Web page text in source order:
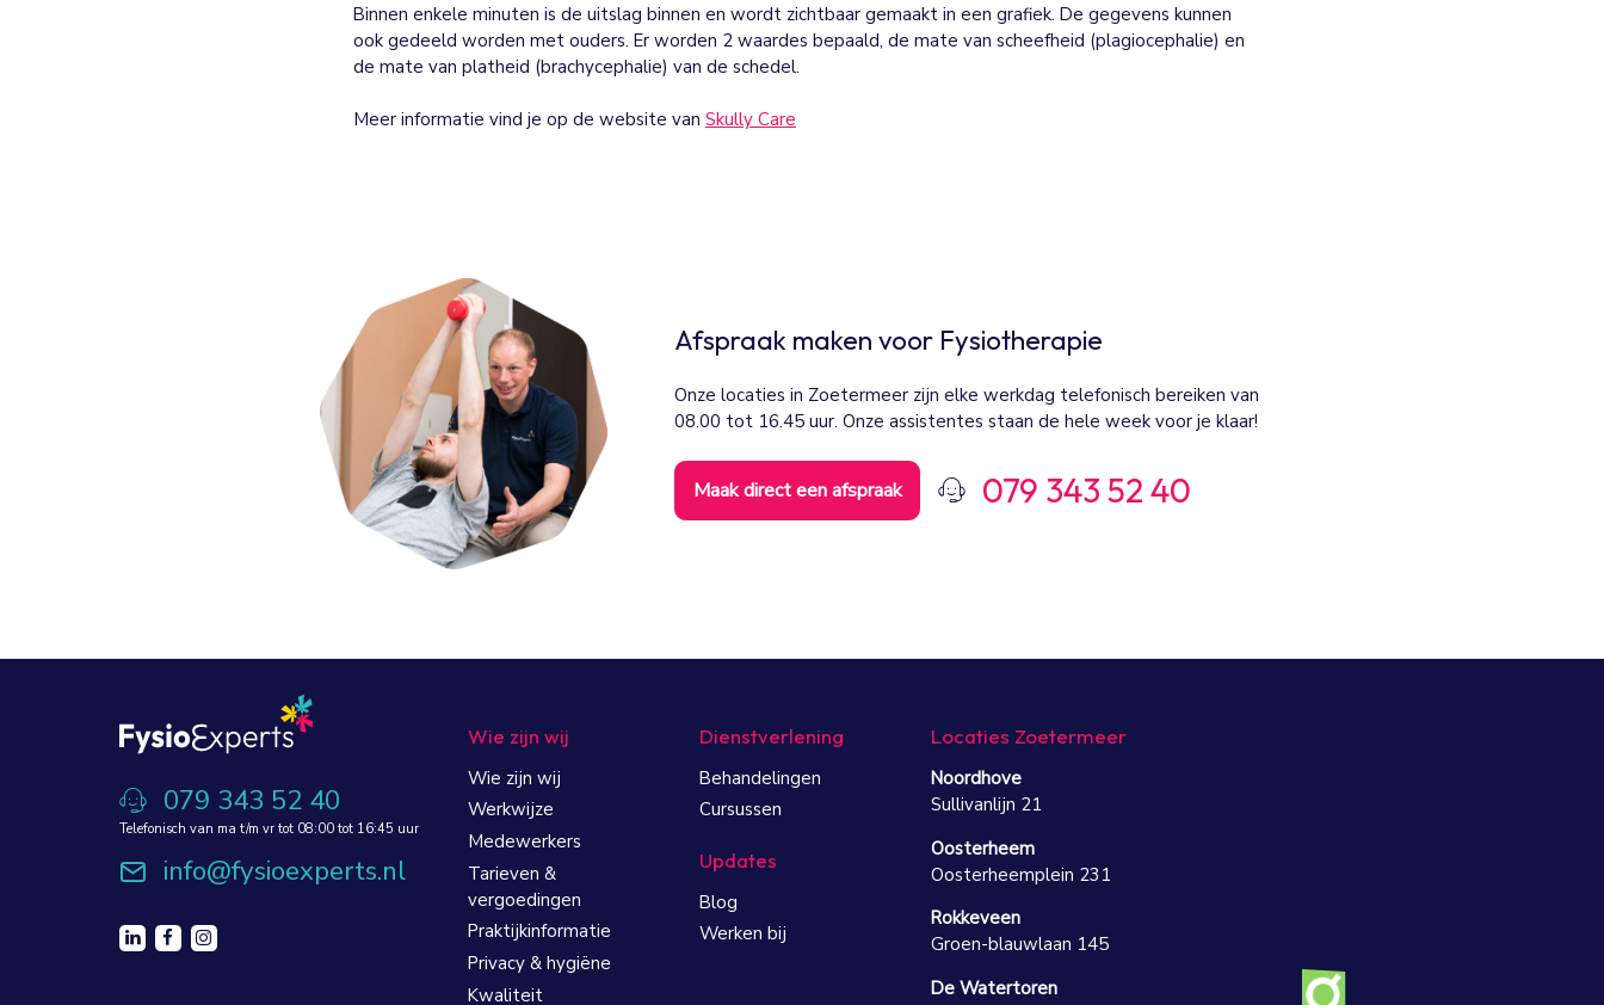
Binnen enkele minuten is de uitslag binnen en wordt zichtbaar gemaakt in een grafiek. De gegevens kunnen
ook gedeeld worden met ouders. Er worden 2 waardes bepaald, de mate van scheefheid (plagiocephalie) en
de mate van platheid (brachycephalie) van de schedel.
Meer informatie vind je op de website van Skully Care
Afspraak maken voor Fysiotherapie
Onze locaties in Zoetermeer zijn elke werkdag telefonisch bereiken van
08.00 tot 16.45 uur. Onze assistentes staan de hele week voor je klaar!
Maak direct een afspraak 079 343 52 40
079 343 52 40
Telefonisch van ma t/m vr tot 08:00 tot 16:45 uur
info@fysioexperts.nl
Wie zijn wij
Wie zijn wij
Werkwijze
Medewerkers
Tarieven &
vergoedingen
Praktijkinformatie
Privacy & hygiëne
Kwaliteit
Dienstverlening
Behandelingen
Cursussen
Updates
Blog
Werken bij
Locaties Zoetermeer
Noordhove
Sullivanlijn 21
Oosterheem
Oosterheemplein 231
Rokkeveen
Groen-blauwlaan 145
De Watertoren